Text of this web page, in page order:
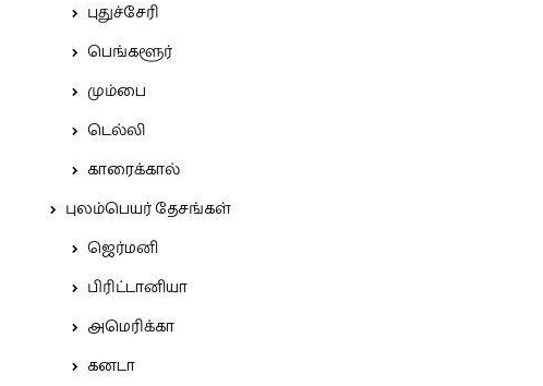
புதுச்சேரி
பெங்களூர்
மும்பை
டெல்லி
காரைக்கால்
புலம்பெயர் தேசங்கள்
ஜெர்மனி
பிரிட்டானியா
அமெரிக்கா
கனடா